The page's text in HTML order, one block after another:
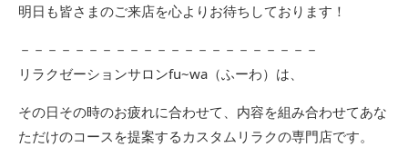
明日も皆さまのご来店を心よりお待ちしております！
－－－－－－－－－－－－－－－－－－－－－－
リラクゼーションサロンfu~wa（ふーわ）は、
その日その時のお疲れに合わせて、内容を組み合わせてあな
ただけのコースを提案するカスタムリラクの専門店です。